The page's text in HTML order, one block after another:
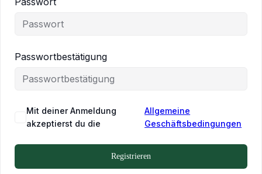
Passwortbestätigung
Mit deiner Anmeldung
akzeptierst du die
Allgemeine
Geschäftsbedingungen
Registrieren